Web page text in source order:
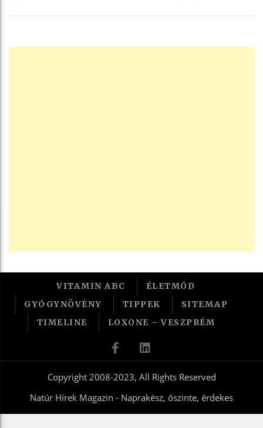
VITAMIN ABC
ÉLETMÓD
GYÓGYNÖVÉNY
TIPPEK
SITEMAP
TIMELINE
LOXONE – VESZPRÉM
Copyright 2008-2023, All Rights Reserved
Natúr Hírek Magazin - Naprakész, őszinte, érdekes